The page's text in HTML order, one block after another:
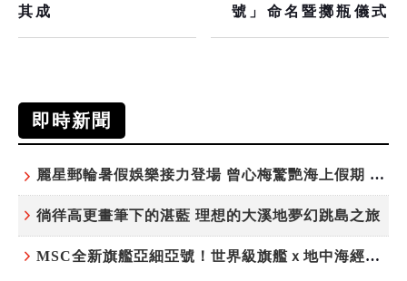
其成
號」命名暨擲瓶儀式
即時新聞
麗星郵輪暑假娛樂接力登場 曾心梅驚艷海上假期 康康、紀曉君領銜演出
徜徉高更畫筆下的湛藍 理想的大溪地夢幻跳島之旅
MSC全新旗艦亞細亞號！世界級旗艦ｘ地中海經典 最值得期待的歐洲遊輪之旅